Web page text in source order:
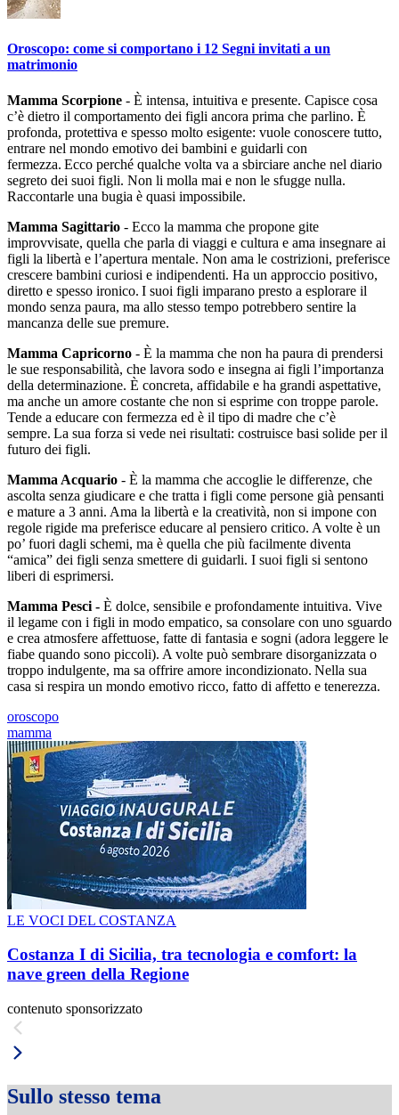
Oroscopo: come si comportano i 12 Segni invitati a un
matrimonio
Mamma Scorpione - È intensa, intuitiva e presente. Capisce cosa
c’è dietro il comportamento dei figli ancora prima che parlino. È
profonda, protettiva e spesso molto esigente: vuole conoscere tutto,
entrare nel mondo emotivo dei bambini e guidarli con
fermezza. Ecco perché qualche volta va a sbirciare anche nel diario
segreto dei suoi figli. Non li molla mai e non le sfugge nulla.
Raccontarle una bugia è quasi impossibile.
Mamma Sagittario - Ecco la mamma che propone gite
improvvisate, quella che parla di viaggi e cultura e ama insegnare ai
figli la libertà e l’apertura mentale. Non ama le costrizioni, preferisce
crescere bambini curiosi e indipendenti. Ha un approccio positivo,
diretto e spesso ironico. I suoi figli imparano presto a esplorare il
mondo senza paura, ma allo stesso tempo potrebbero sentire la
mancanza delle sue premure.
Mamma Capricorno - È la mamma che non ha paura di prendersi
le sue responsabilità, che lavora sodo e insegna ai figli l’importanza
della determinazione. È concreta, affidabile e ha grandi aspettative,
ma anche un amore costante che non si esprime con troppe parole.
Tende a educare con fermezza ed è il tipo di madre che c’è
sempre. La sua forza si vede nei risultati: costruisce basi solide per il
futuro dei figli.
Mamma Acquario - È la mamma che accoglie le differenze, che
ascolta senza giudicare e che tratta i figli come persone già pensanti
e mature a 3 anni. Ama la libertà e la creatività, non si impone con
regole rigide ma preferisce educare al pensiero critico. A volte è un
po’ fuori dagli schemi, ma è quella che più facilmente diventa
“amica” dei figli senza smettere di guidarli. I suoi figli si sentono
liberi di esprimersi.
Mamma Pesci - È dolce, sensibile e profondamente intuitiva. Vive
il legame con i figli in modo empatico, sa consolare con uno sguardo
e crea atmosfere affettuose, fatte di fantasia e sogni (adora leggere le
fiabe quando sono piccoli). A volte può sembrare disorganizzata o
troppo indulgente, ma sa offrire amore incondizionato. Nella sua
casa si respira un mondo emotivo ricco, fatto di affetto e tenerezza.
oroscopo
mamma
LE VOCI DEL COSTANZA
Costanza I di Sicilia, tra tecnologia e comfort: la
nave green della Regione
contenuto sponsorizzato
Sullo stesso tema